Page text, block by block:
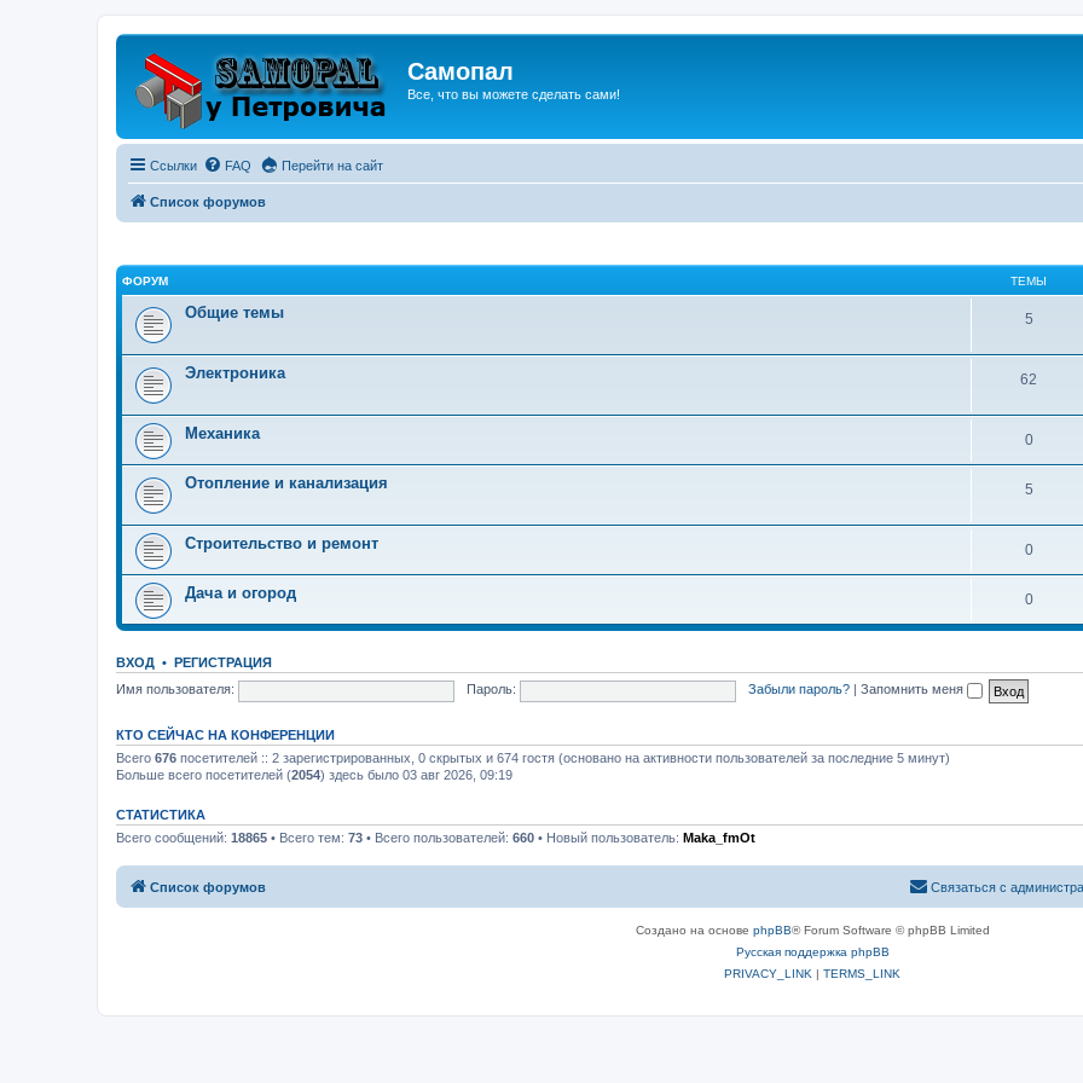
Самопал
Все, что вы можете сделать сами!
Ссылки FAQ Перейти на сайт
Список форумов
ФОРУМ ТЕМЫ
Общие темы 5
Электроника 62
Механика 0
Отопление и канализация 5
Строительство и ремонт 0
Дача и огород 0
ВХОД • РЕГИСТРАЦИЯ
Имя пользователя:
Пароль: Забыли пароль? Запомнить меня
КТО СЕЙЧАС НА КОНФЕРЕНЦИИ
Всего 676 посетителей :: 2 зарегистрированных, 0 скрытых и 674 гостя (основано на активности пользователей за последние 5 минут)
Больше всего посетителей (2054) здесь было 03 авг 2026, 09:19
СТАТИСТИКА
Всего сообщений: 18865 • Всего тем: 73 • Всего пользователей: 660 • Новый пользователь: Maka_fmOt
Список форумов Связаться с
Создано на основе phpBB® Forum Software © phpBB Limited
Русская поддержка phpBB
PRIVACY_LINK | TERMS_LINK